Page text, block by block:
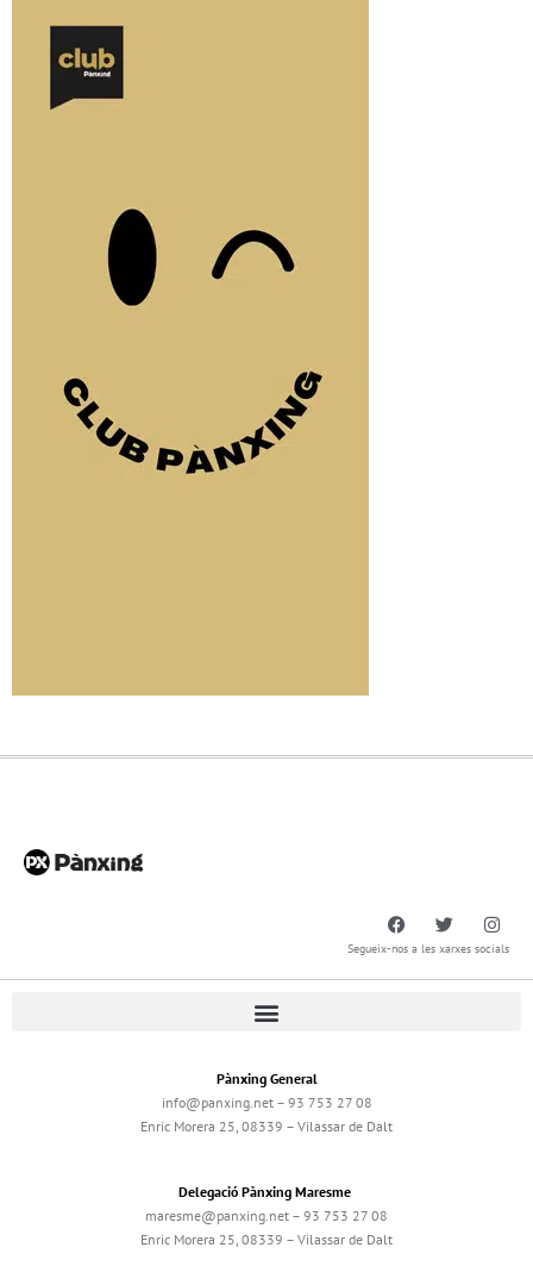
Segueix-nos a les xarxes socials
Pànxing General
info@panxing.net – 93 753 27 08
Enric Morera 25, 08339 – Vilassar de Dalt
Delegació Pànxing Maresme
maresme@panxing.net – 93 753 27 08
Enric Morera 25, 08339 – Vilassar de Dalt